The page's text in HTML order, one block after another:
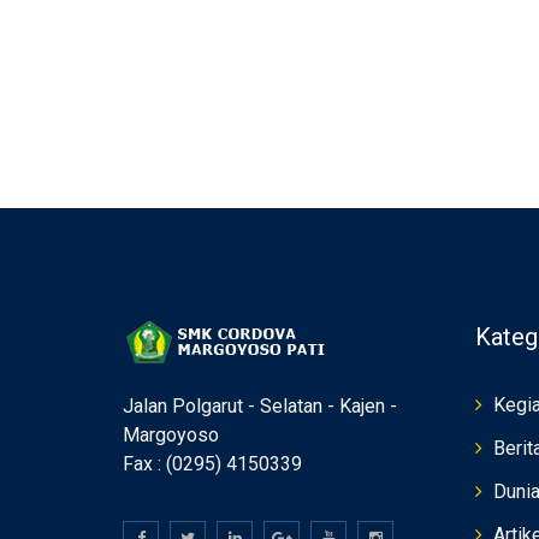
Jalan Polgarut - Selatan - Kajen -
Margoyoso
Fax : (0295) 4150339